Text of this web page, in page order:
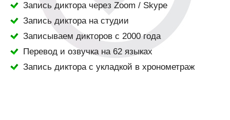
Запись диктора через Zoom / Skype
Запись диктора на студии
Записываем дикторов с 2000 года
Перевод и озвучка на 62 языках
Запись диктора с укладкой в хронометраж